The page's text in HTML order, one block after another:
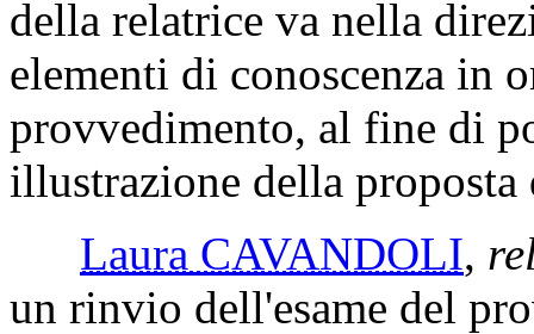
della relatrice va nella
elementi di conoscenza in
provvedimento, al fine di
illustrazione della proposta
Laura CAVANDOLI,
un rinvio dell'esame del